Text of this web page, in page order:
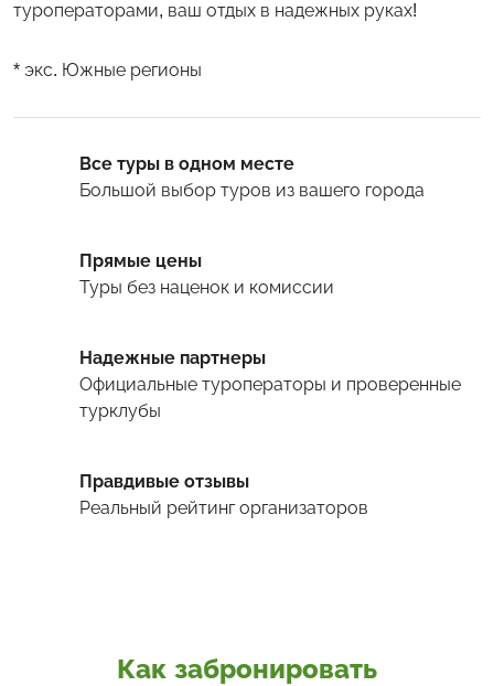
туроператорами, ваш отдых в надежных руках!
* экс. Южные регионы
Все туры в одном месте
Большой выбор туров из вашего города
Прямые цены
Туры без наценок и комиссии
Надежные партнеры
Официальные туроператоры и проверенные
турклубы
Правдивые отзывы
Реальный рейтинг организаторов
Как забронировать